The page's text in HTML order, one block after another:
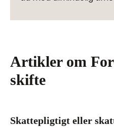
Artikler om
skifte
Skattepligtigt eller